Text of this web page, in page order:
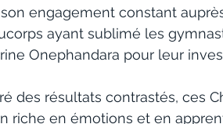
engagement constant
ayant sublimé les
Onephandara pour leur
des résultats contrastés, ces
riche en émotions et en